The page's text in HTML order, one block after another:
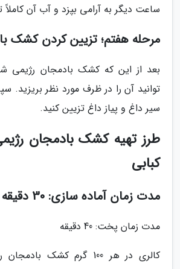
ساعت دیگر به آرامی بپزد و آب آن کاملاً
مرحله هفتم؛ تزیین کردن کشک
بعد از این که کشک بادمجان رژیمی
توانید آن را در ظرف مورد نظر بریزید.
سیر داغ و پیاز داغ تزیین کنید.
طرز تهیه کشک بادمجان
کبابی
مدت زمان آماده سازی: 30 دقیقه
مدت زمان پخت: 40 دقیقه
کالری در هر 100 گرم کشک